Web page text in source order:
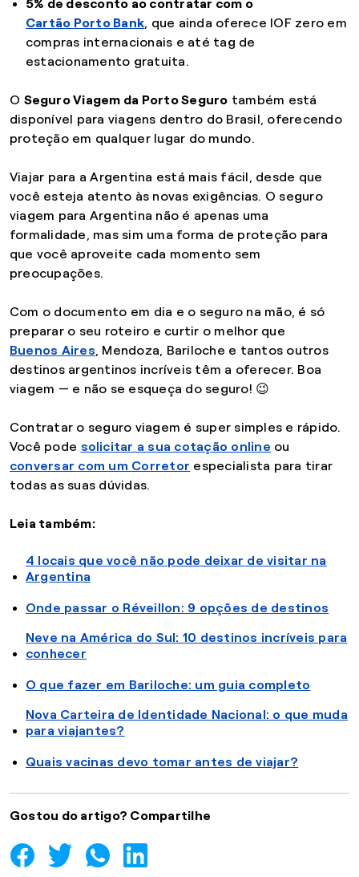
5% de desconto ao contratar com o
Cartão Porto Bank , que ainda oferece IOF zero em
compras internacionais e até tag de
estacionamento gratuita.
O Seguro Viagem da Porto Seguro também está
disponível para viagens dentro do Brasil, oferecendo
proteção em qualquer lugar do mundo.
Viajar para a Argentina está mais fácil, desde que
você esteja atento às novas exigências. O seguro
viagem para Argentina não é apenas uma
formalidade, mas sim uma forma de proteção para
que você aproveite cada momento sem
preocupações.
Com o documento em dia e o seguro na mão, é só
preparar o seu roteiro e curtir o melhor que
Buenos Aires , Mendoza, Bariloche e tantos outros
destinos argentinos incríveis têm a oferecer. Boa
viagem — e não se esqueça do seguro! 😉
Contratar o seguro viagem é super simples e rápido.
Você pode solicitar a sua cotação online ou
conversar com um Corretor especialista para tirar
todas as suas dúvidas.
Leia também:
4 locais que você não pode deixar de visitar na
Argentina
Onde passar o Réveillon: 9 opções de destinos
Neve na América do Sul: 10 destinos incríveis para
conhecer
O que fazer em Bariloche: um guia completo
Nova Carteira de Identidade Nacional: o que muda
para viajantes?
Quais vacinas devo tomar antes de viajar?
Gostou do artigo? Compartilhe